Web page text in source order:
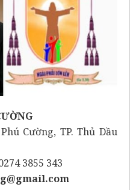
Cường, TP. Thủ Dầu
3855 343